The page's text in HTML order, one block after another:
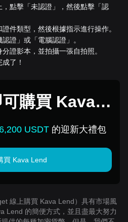
點擊「未認證」，然後點擊「認
件類型，然後根據指示進行操作。
證」或「電腦認證」。
證影本，並拍攝一張自拍照。
了！
購買 Kava
6,200 USDT的迎新大禮包
買 Kava Lend
線上購買 Kava Lend）具有市場風
Lend 的簡便方式，並且盡最大努力